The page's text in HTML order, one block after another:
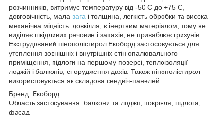
розчинників, витримує температуру від -50 С до +75 С,
довговічність, мала вага і толщина, легкість обробки та висока
механічна міцність. довкілля, є інертним матеріалом, тому не
виділяє шкідливих речовин і запахів, не приваблює гризунів.
Екструдований пінополістирол Екоборд застосовується для
утеплення зовнішніх і внутрішніх стін опалювального
приміщення, підлоги на першому поверсі, теплоізоляції
лоджій і балконів, спорудження дахів. Також пінополістирол
використовується як складова сендвіч-панелей.
Бренд: Екоборд
Область застосування: балкони та лоджії, покрівля, підлога,
фасад